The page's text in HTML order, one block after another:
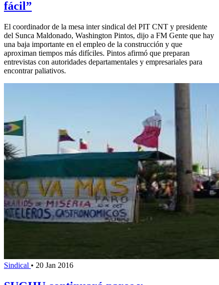
fácil”
El coordinador de la mesa inter sindical del PIT CNT y presidente
del Sunca Maldonado, Washington Pintos, dijo a FM Gente que hay
una baja importante en el empleo de la construcción y que
aproximan tiempos más difíciles. Pintos afirmó que preparan
entrevistas con autoridades departamentales y empresariales para
encontrar paliativos.
Sindical • 20 Jan 2016